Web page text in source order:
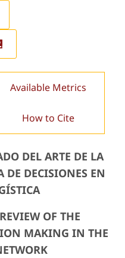
Available Metrics
How to Cite
DEL ARTE DE LA
DECISIONES EN
OF THE
MAKING IN THE